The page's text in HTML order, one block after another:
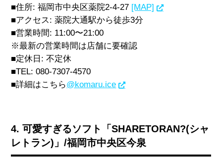
■住所:福岡市中央区薬院2-4-27 [MAP]
■アクセス:薬院大通駅から徒歩3分
■営業時間: 11:00〜21:00
※最新の営業時間は店舗に要確認
■定休日 :不定休
■TEL: 080-7307-4570
■詳細はこちら@komaru.ice
4. 可愛すぎるソフト「SHARETORAN?(シャ
レトラン)」/福岡市中央区今泉